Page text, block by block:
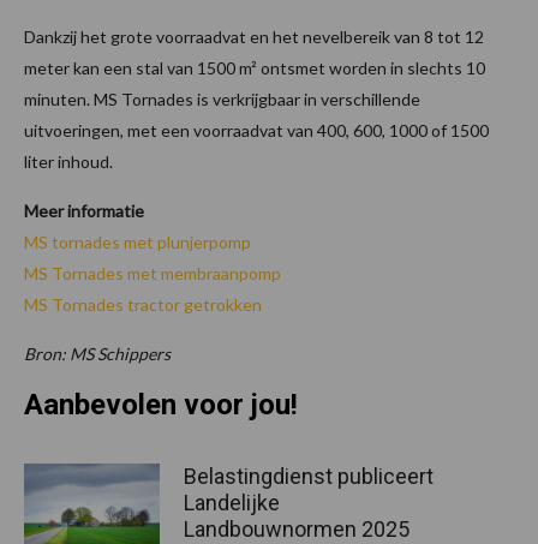
Dankzij het grote voorraadvat en het nevelbereik van 8 tot 12
meter kan een stal van 1500 m² ontsmet worden in slechts 10
minuten. MS Tornades is verkrijgbaar in verschillende
uitvoeringen, met een voorraadvat van 400, 600, 1000 of 1500
liter inhoud.
Meer informatie
MS tornades met plunjerpomp
MS Tornades met membraanpomp
MS Tornades tractor getrokken
Bron: MS Schippers
Aanbevolen voor jou!
Belastingdienst publiceert
Landelijke
Landbouwnormen 2025